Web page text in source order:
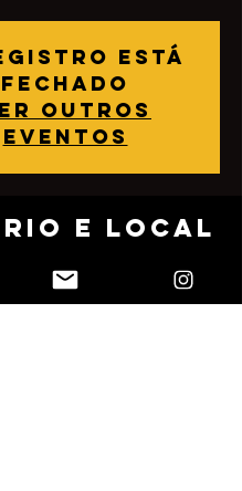
está
fechado
outros
eventos
e local
16:00
Júlio Rebollo Perez, 489 -